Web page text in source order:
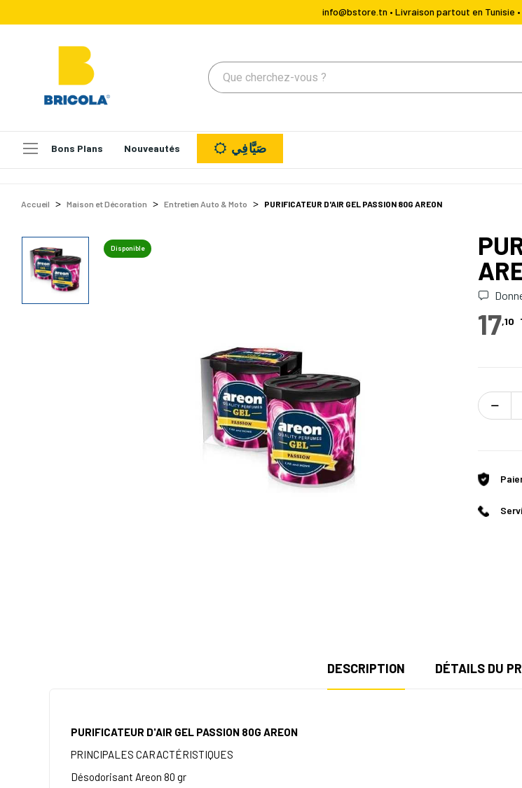
info@bstore.tn • Livraison partout en Tunisie
Bons Plans Nouveautés صَيَّافِي
Accueil Maison et Décoration Entretien Auto & Moto PURIFICATEUR D'AIR GEL PASSION 80G AREON
Disponible
17,10
DESCRIPTION DÉTAILS DU
PURIFICATEUR D'AIR GEL PASSION 80G AREON
PRINCIPALES CARACTÉRISTIQUES
Désodorisant Areon 80 gr